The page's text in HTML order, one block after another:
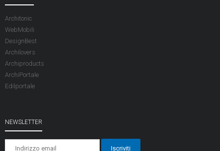
Architonic
WebMobili
DesignBest
Archilovers
Archiproducts
ArchiPortale
Edilportale
NEWSLETTER